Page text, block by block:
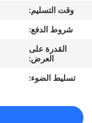
الجودة
اتصل
اطلب
اقتباس
وقت التسليم:
شروط الدفع:
القدرة على
العرض:
تسليط الضوء: